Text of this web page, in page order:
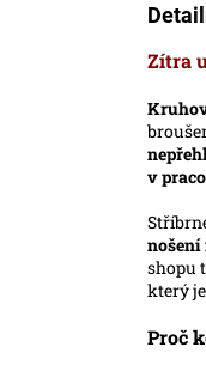
Zítra
v
nošení
shopu
který
Proč